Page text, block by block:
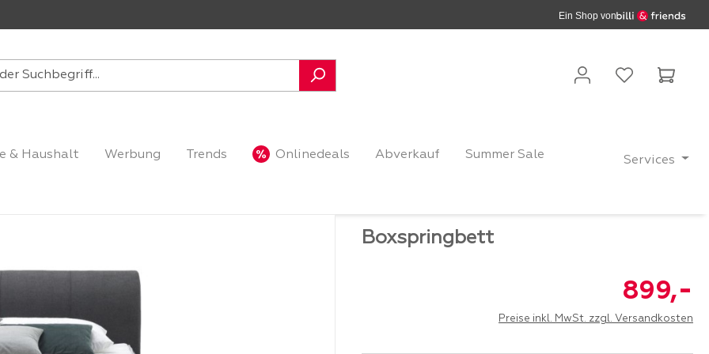
Ein Shop von
& Haushalt Werbung Trends Onlinedeals Abverkauf Summer Sale Services
Boxspringbett
899,-
Preise inkl. MwSt. zzgl. Versandkosten